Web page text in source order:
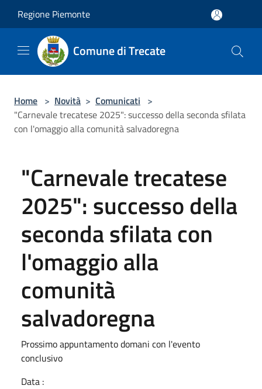
Regione Piemonte
Comune di Trecate
Home > Novità > Comunicati >
"Carnevale trecatese 2025": successo della seconda sfilata
con l'omaggio alla comunità salvadoregna
"Carnevale trecatese
2025": successo della
seconda sfilata con
l'omaggio alla
comunità
salvadoregna
Prossimo appuntamento domani con l'evento
conclusivo
Data :